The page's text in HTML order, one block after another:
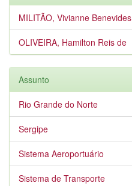
MILITÃO, Vivianne Benevides
OLIVEIRA, Hamilton Reis de
Assunto
Rio Grande do Norte
Sergipe
Sistema Aeroportuário
Sistema de Transporte